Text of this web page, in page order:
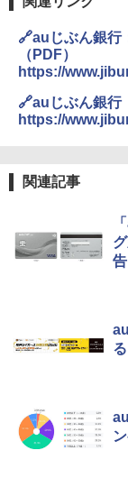
🔗auじぶん銀行
（PDF）
https://
🔗auじぶん銀行
https://
関連記事